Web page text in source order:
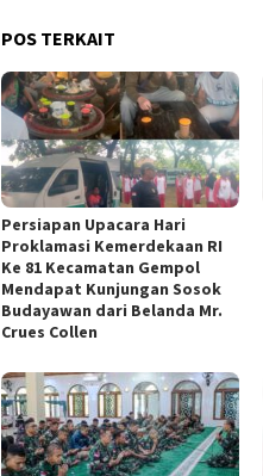
POS TERKAIT
Persiapan Upacara Hari
Proklamasi Kemerdekaan RI
Ke 81 Kecamatan Gempol
Mendapat Kunjungan Sosok
Budayawan dari Belanda Mr.
Crues Collen